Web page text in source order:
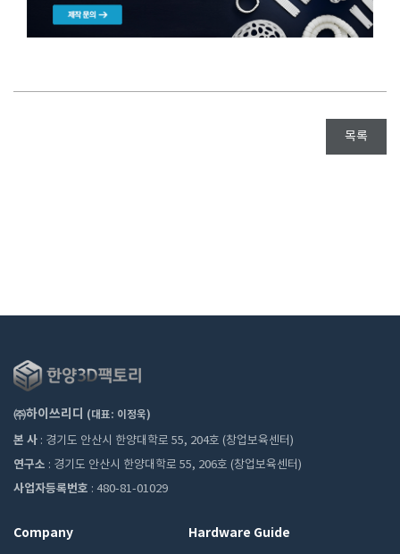
목록
㈜하이쓰리디 (대표: 이정욱)
본 사 : 경기도 안산시 한양대학로 55, 204호 (창업보육센터)
연구소 : 경기도 안산시 한양대학로 55, 206호 (창업보육센터)
사업자등록번호 : 480-81-01029
Company Hardware Guide